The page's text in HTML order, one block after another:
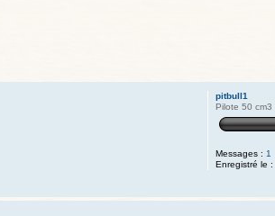
pitbull1
Pilote 50 cm3
Messages : 1
Enregistré le :